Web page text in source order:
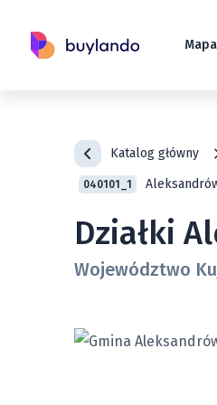
Katalog główny
040101_1
Działki
Województwo